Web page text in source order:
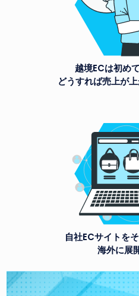
越境ECは初め
どうすれば売上が
自社ECサイトを
海外に展